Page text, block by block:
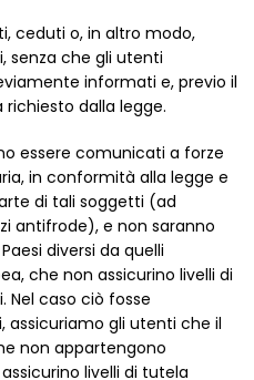
ceduti o, in altro modo,
senza che gli utenti
informati e, previo il
richiesto dalla legge.
essere comunicati a forze
in conformità alla legge e
di tali soggetti (ad
antifrode), e non saranno
diversi da quelli
che non assicurino livelli di
Nel caso ciò fosse
assicuriamo gli utenti che il
non appartengono
livelli di tutela